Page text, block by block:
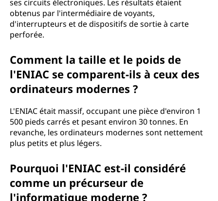
ses circuits électroniques. Les résultats étaient
obtenus par l'intermédiaire de voyants,
d'interrupteurs et de dispositifs de sortie à carte
perforée.
Comment la taille et le poids de
l'ENIAC se comparent-ils à ceux des
ordinateurs modernes ?
L'ENIAC était massif, occupant une pièce d'environ 1
500 pieds carrés et pesant environ 30 tonnes. En
revanche, les ordinateurs modernes sont nettement
plus petits et plus légers.
Pourquoi l'ENIAC est-il considéré
comme un précurseur de
l'informatique moderne ?